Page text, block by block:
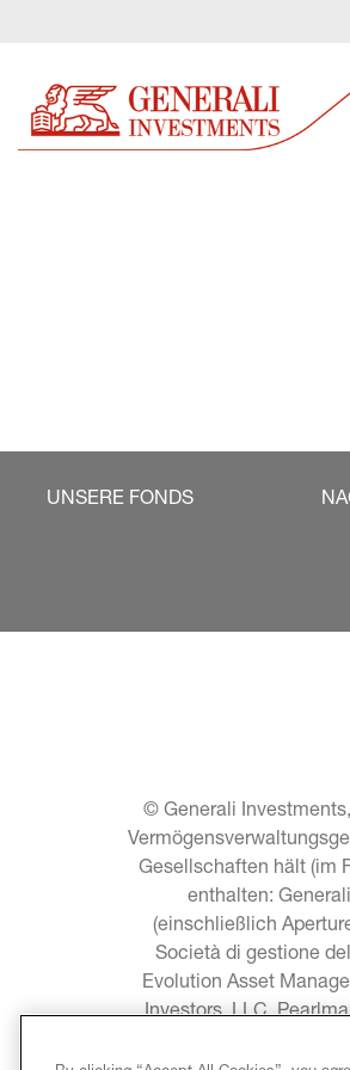
UNSERE FONDS
© Generali
Gesellschaften hält (im
enthalten:
(einschließlich
Società di gestione
Evolution Asset
Investors, LLC,